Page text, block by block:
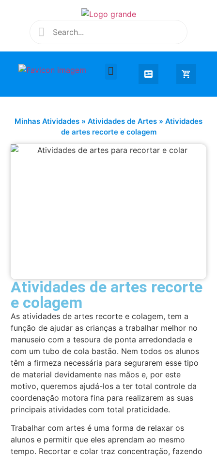
Minhas Atividades » Atividades de Artes » Atividades
de artes recorte e colagem
Atividades de artes recorte
e colagem
As atividades de artes recorte e colagem, tem a
função de ajudar as crianças a trabalhar melhor no
manuseio com a tesoura de ponta arredondada e
com um tubo de cola bastão. Nem todos os alunos
têm a firmeza necessária para segurarem esse tipo
de material devidamente nas mãos e, por este
motivo, queremos ajudá-los a ter total controle da
coordenação motora fina para realizarem as suas
principais atividades com total praticidade.
Trabalhar com artes é uma forma de relaxar os
alunos e permitir que eles aprendam ao mesmo
tempo. Recortar e colar traz concentração, fazendo